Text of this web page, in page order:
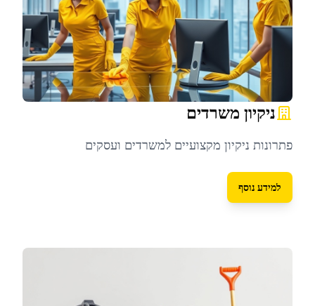
ניקיון משרדים
פתרונות ניקיון מקצועיים למשרדים ועסקים
למידע נוסף